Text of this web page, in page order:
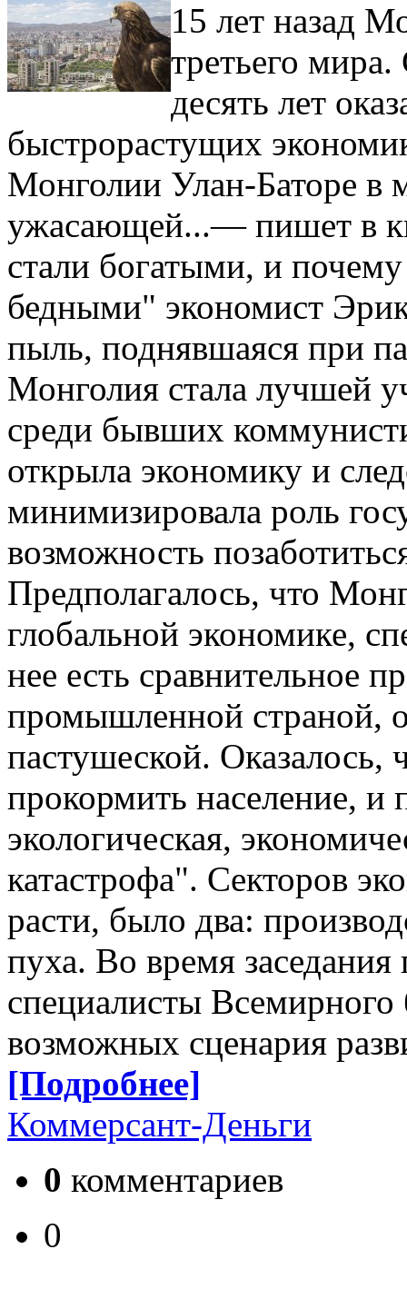
15 лет назад
третьего
десять лет
быстрорастущих
Монголии Улан-Баторе в
ужасающей...— пишет в
стали богатыми, и
бедными" экономист
пыль, поднявшаяся при
Монголия стала лучшей
среди бывших
открыла экономику и
минимизировала роль
возможность
Предполагалось, что
глобальной экономике,
нее есть сравнительное
промышленной страной,
пастушеской. Оказалось,
прокормить население, и
экологическая,
катастрофа". Секторов
расти, было два:
пуха. Во время
специалисты
возможных сценария
[Подробнее]
Коммерсант-Деньги
0 комментариев
0